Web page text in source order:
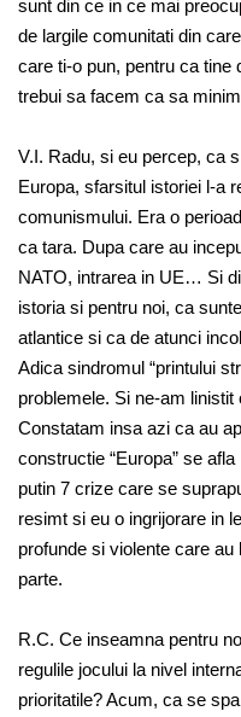
sunt din ce in ce mai
de largile comunitati din
care ti-o pun, pentru ca tine
trebui sa facem ca sa
V.I. Radu, si eu percep, ca
Europa, sfarsitul istoriei l-a
comunismului. Era o
ca tara. Dupa care au
NATO, intrarea in UE… Si
istoria si pentru noi, ca
atlantice si ca de atunci
Adica sindromul “printului
problemele. Si ne-am
Constatam insa azi ca au
constructie “Europa” se
putin 7 crize care se
resimt si eu o ingrijorare in
profunde si violente care
parte.
R.C. Ce inseamna pentru
regulile jocului la nivel
prioritatile? Acum, ca se